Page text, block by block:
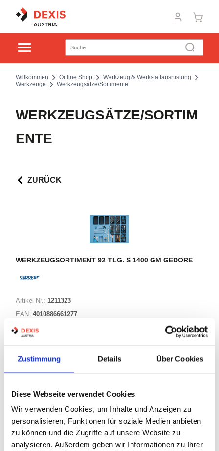
Zustimmung Details Über Cookies
Diese Webseite verwendet Cookies
Wir verwenden Cookies, um Inhalte und Anzeigen zu
personalisieren, Funktionen für soziale Medien anbieten
zu können und die Zugriffe auf unsere Website zu
analysieren. Außerdem geben wir Informationen zu Ihrer
Willkommen Online Shop
Werkzeug & Werkstattausrüstung
Werkzeuge
Werkzeugsätze/Sortimente
WERKZEUGSÄTZE/SORTIM
ENTE
ZURÜCK
WERKZEUGSORTIMENT 92-TLG. S 1400 GM GEDORE
Artikel Nr.: 1211323
EAN: 4010886661277
Marke: Gedore
Bezeichnung:
S 1400 G Gedore
Print